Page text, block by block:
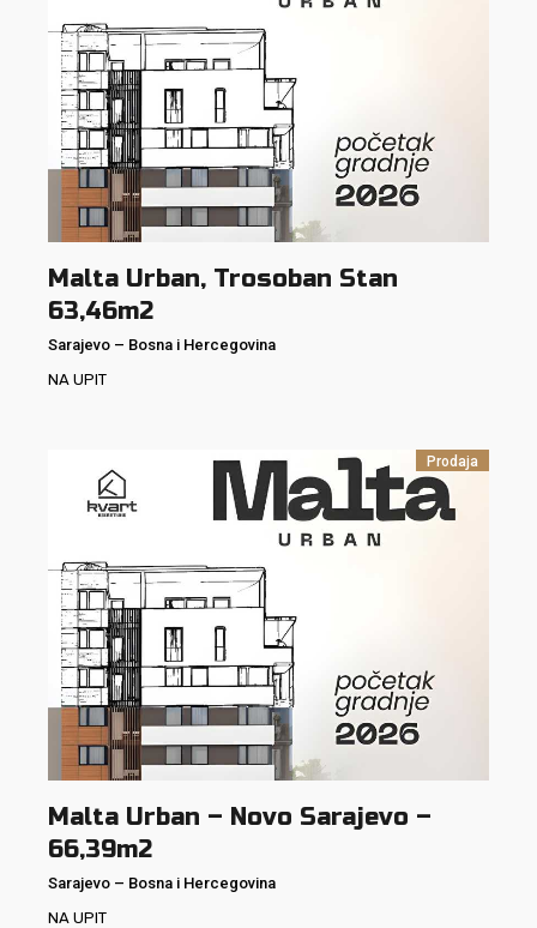
Malta Urban, Trosoban Stan
63,46m2
Sarajevo – Bosna i Hercegovina
NA UPIT
Prodaja
Malta Urban – Novo Sarajevo –
66,39m2
Sarajevo – Bosna i Hercegovina
NA UPIT